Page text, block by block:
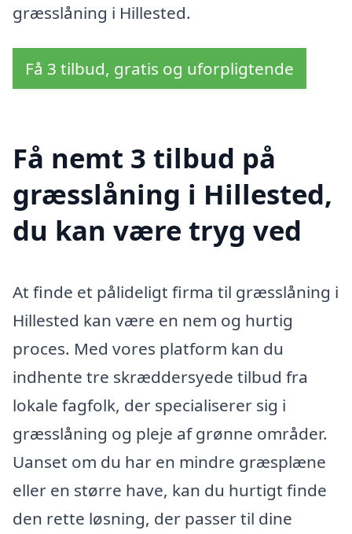
græsslåning i Hillested.
Få 3 tilbud, gratis og uforpligtende
Få nemt 3 tilbud på
græsslåning i Hillested,
du kan være tryg ved
At finde et pålideligt firma til græsslåning i
Hillested kan være en nem og hurtig
proces. Med vores platform kan du
indhente tre skræddersyede tilbud fra
lokale fagfolk, der specialiserer sig i
græsslåning og pleje af grønne områder.
Uanset om du har en mindre græsplæne
eller en større have, kan du hurtigt finde
den rette løsning, der passer til dine